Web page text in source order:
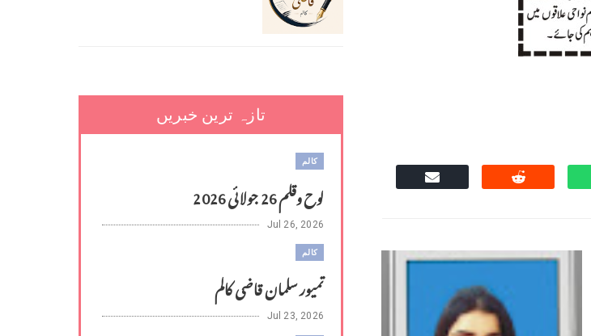
تازہ ترین خبریں
کالم
لوح وقلم 26 جولائی 2026
Jul 26, 2026
کالم
تمیور سلمان قاضی کالم
Jul 23, 2026